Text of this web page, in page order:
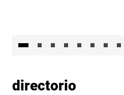
directorio